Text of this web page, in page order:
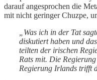
darauf angesprochen die
mit nicht geringer Chuzpe,
„Was ich in der Tat
diskutiert haben und
teilten der irischen
Rats mit. Die
Regierung Irlands trifft